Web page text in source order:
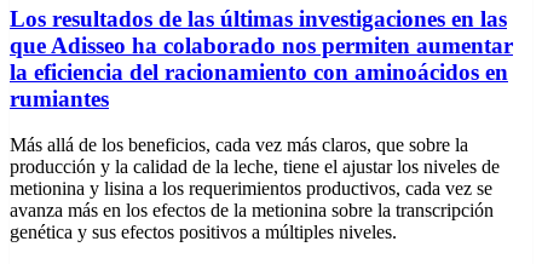
Los resultados de las últimas investigaciones en las
que Adisseo ha colaborado nos permiten aumentar
la eficiencia del racionamiento con aminoácidos en
rumiantes
Más allá de los beneficios, cada vez más claros, que sobre la
producción y la calidad de la leche, tiene el ajustar los niveles de
metionina y lisina a los requerimientos productivos, cada vez se
avanza más en los efectos de la metionina sobre la transcripción
genética y sus efectos positivos a múltiples niveles.